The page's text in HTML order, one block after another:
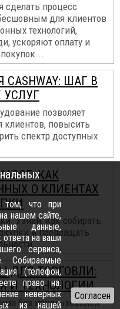
сделать процесс
для клиентов
технологий,
ускоряют оплату и
ШАГ В
позволяет
клиентов, повысить
спектр доступных
КАК
О КЛИЕНТАХ
Узнай, как собирать
и превращать
ДЛЯ ТОРГОВЛИ:
И ТЕХНОЛОГИИ
без использования
том, что при
нашем сайте,
данные,
на ваши
сервиса,
Собираемые
(телефон,
право на:
неверных
из нашей